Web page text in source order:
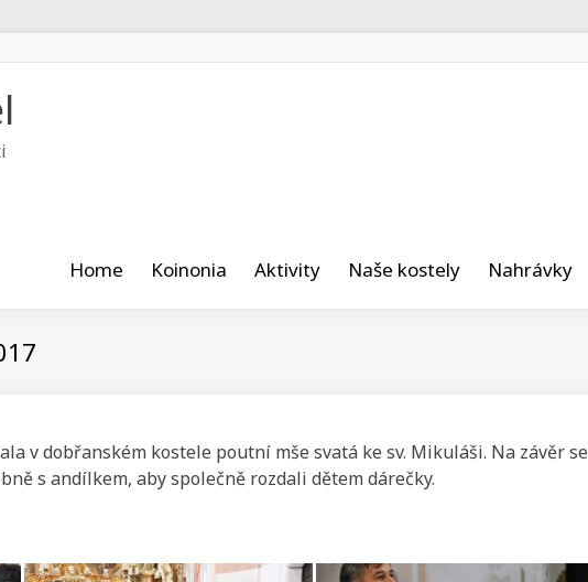
Home Koinonia Aktivity Naše kostely Nahrávky
v dobřanském kostele poutní mše svatá ke sv. Mikuláši. Na závěr se
s andílkem, aby společně rozdali dětem dárečky.